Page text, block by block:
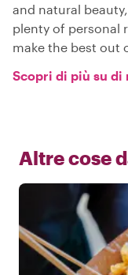
and natural
plenty of personal
make the best out
Scopri di più su di
Altre cose